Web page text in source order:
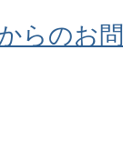
らのお